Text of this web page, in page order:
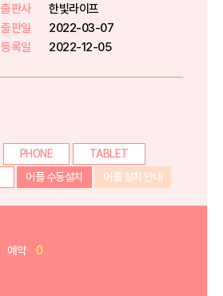
출판사
한빛라이프
출판일
2022-03-07
등록일
2022-12-05
PHONE
TABLET
어플 수동설치 어플 설치 안내
예약 0